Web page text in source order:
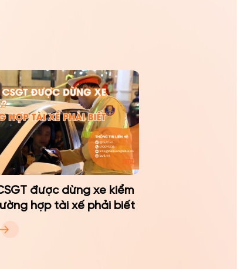
được dừng xe kiểm
hợp tài xế phải biết